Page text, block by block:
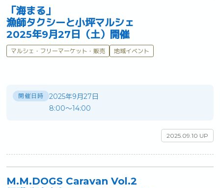
「海まる」
漁師タクシーと小坪マルシェ
2025年9月27日（土）開催
マルシェ・フリーマーケット・販売 地域イベント
開催日時
2025年9月27日
8:00～14:00
2025.09.10 UP
M.M.DOGS Caravan Vol.2